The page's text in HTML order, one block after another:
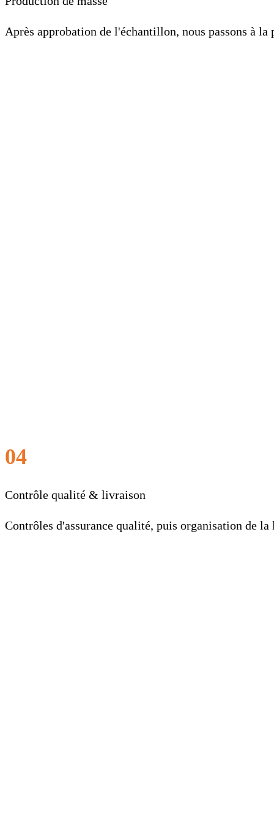
Après approbation de l'échantillon, nous passons à
04
Contrôle qualité & livraison
Contrôles d'assurance qualité, puis organisation de